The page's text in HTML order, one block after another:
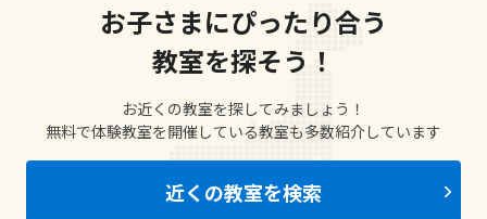
お子さまにぴったり合う
教室を探そう！
お近くの教室を探してみましょう！
無料で体験教室を開催している教室も多数紹介しています
近くの教室を検索